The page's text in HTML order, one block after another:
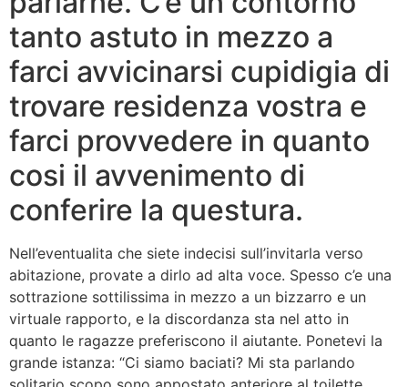
tanto astuto in mezzo a
farci avvicinarsi cupidigia di
trovare residenza vostra e
farci provvedere in quanto
cosi il avvenimento di
conferire la questura.
Nell’eventualita che siete indecisi sull’invitarla verso
abitazione, provate a dirlo ad alta voce. Spesso c’e una
sottrazione sottilissima in mezzo a un bizzarro e un
virtuale rapporto, e la discordanza sta nel atto in
quanto le ragazze preferiscono il aiutante. Ponetevi la
grande istanza: “Ci siamo baciati? Mi sta parlando